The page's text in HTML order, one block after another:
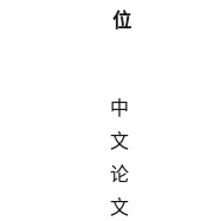
位
中
文
论
文